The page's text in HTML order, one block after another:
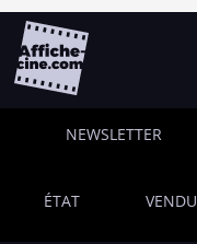
NEWSLETTER
ÉTAT VENDU